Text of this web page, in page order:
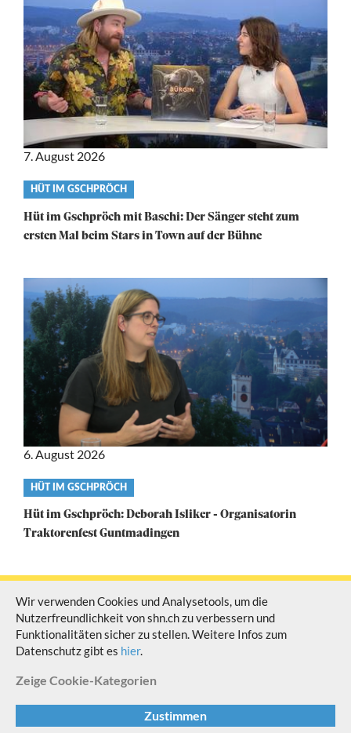
Video
category
HÜT IM GSCHPRÖCH
Hüt im Gschpröch mit Baschi: Der Sänger steht zum
ersten Mal beim Stars in Town auf der Bühne
7. August 2026
Video
category
HÜT IM GSCHPRÖCH
Hüt im Gschpröch: Deborah Isliker - Organisatorin
Traktorenfest Guntmadingen
6. August 2026
© Schaffhauser Fernsehen Alle Rechte vorbehalten
Impressum
Wir verwenden Cookies und Analysetools, um die
Nutzerfreundlichkeit von shn.ch zu verbessern und
Funktionalitäten sicher zu stellen. Weitere Infos zum
Datenschutz gibt es hier.
Zeige Cookie-Kategorien
Zustimmen